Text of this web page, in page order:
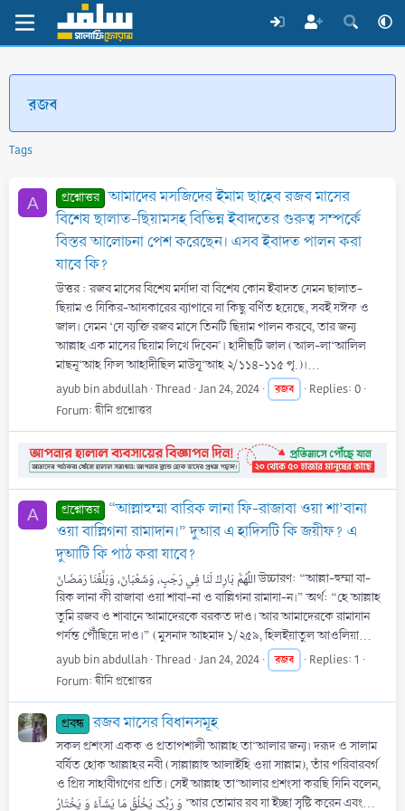
রজব
Tags
A প্রশ্নোত্তর আমাদের মসজিদের ইমাম ছাহেব রজব মাসের
বিশেষ ছালাত-ছিয়ামসহ বিভিন্ন ইবাদতের গুরুত্ব সম্পর্কে
বিস্তর আলোচনা পেশ করেছেন। এসব ইবাদত পালন করা
যাবে কি?
উত্তর : রজব মাসের বিশেষ মর্যাদা বা বিশেষ কোন ইবাদত যেমন ছালাত-
ছিয়াম ও যিকির-আযকারের ব্যাপারে যা কিছু বর্ণিত হয়েছে, সবই যঈফ ও
জাল। যেমন ‘যে ব্যক্তি রজব মাসে তিনটি ছিয়াম পালন করবে, তার জন্য
আল্লাহ এক মাসের ছিয়াম লিখে দিবেন’। হাদীছটি জাল (আল-লা‘আলিল
মাছনূ‘আহ ফিল আহাদীছিল মাউযূ‘আহ ২/১১৪-১১৫ পৃ.)।...
ayub bin abdullah Thread Jan 24, 2024 রজব
Replies: 0
Forum:দ্বীনি প্রশ্নোত্তর
A প্রশ্নোত্তর “আল্লাহুম্মা বারিক লানা ফি-রাজাবা ওয়া শা’বানা
ওয়া বাল্লিগনা রামাদান।” দুআর এ হাদিসটি কি জয়ীফ? এ
দুআটি কি পাঠ করা যাবে?
اللَّهُمَّ بَارِكْ لَنَا فِي رَجَبٍ، وَشَعْبَانَ، وَبَلِّغْنَا رَمَضَانَ উচ্চারণ: “আল্লা-হুম্মা বা-
রিক লানা ফী রাজাবা ওয়া শাবা-না ও বাল্লিগনা রামাযা-ন।” অর্থ: “হে আল্লাহ
তুমি রজব ও শাবানে আমাদেরকে বরকত দাও। আর আমাদেরকে রামাযান
পর্যন্ত পৌঁছিয়ে দাও।” (মুসনাদ আহমাদ ১/২৫৯, হিলইয়াতুল আওলিয়া...
ayub bin abdullah Thread Jan 24, 2024 রজব
Replies: 1
Forum:দ্বীনি প্রশ্নোত্তর
প্রবন্ধ রজব মাসের বিধানসমূহ
সকল প্রশংসা একক ও প্রতাপশালী আল্লাহ তা‘আলার জন্য। দরূদ ও সালাম
বর্ষিত হোক আল্লাহর নবী (সাল্লাল্লাহু আলাইহি ওয়া সাল্লাম), তাঁর পরিবারবর্গ
ও প্রিয় সাহাবীগণের প্রতি। সেই আল্লাহ তা‘আলার প্রশংসা করছি যিনি বলেন,
وَ رَبُّکَ یَخۡلُقُ مَا یَشَآءُ وَ یَخۡتَارُ ‘আর তোমার রব যা ইচ্ছা সৃষ্টি করেন এবং...